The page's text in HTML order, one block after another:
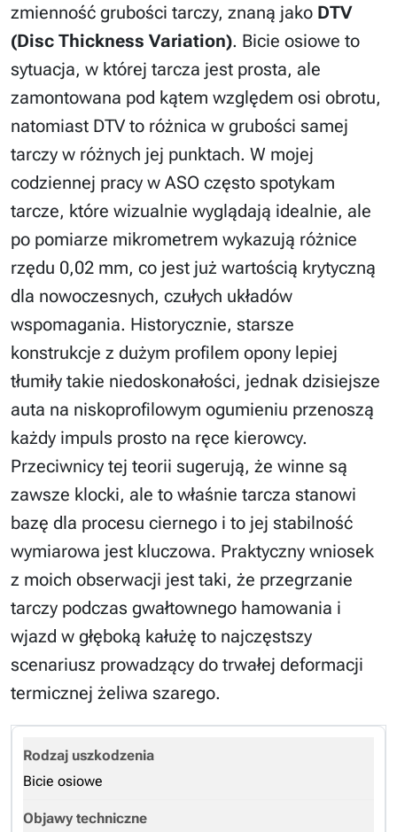
zmienność grubości tarczy, znaną jako DTV
(Disc Thickness Variation). Bicie osiowe to
sytuacja, w której tarcza jest prosta, ale
zamontowana pod kątem względem osi obrotu,
natomiast DTV to różnica w grubości samej
tarczy w różnych jej punktach. W mojej
codziennej pracy w ASO często spotykam
tarcze, które wizualnie wyglądają idealnie, ale
po pomiarze mikrometrem wykazują różnice
rzędu 0,02 mm, co jest już wartością krytyczną
dla nowoczesnych, czułych układów
wspomagania. Historycznie, starsze
konstrukcje z dużym profilem opony lepiej
tłumiły takie niedoskonałości, jednak dzisiejsze
auta na niskoprofilowym ogumieniu przenoszą
każdy impuls prosto na ręce kierowcy.
Przeciwnicy tej teorii sugerują, że winne są
zawsze klocki, ale to właśnie tarcza stanowi
bazę dla procesu ciernego i to jej stabilność
wymiarowa jest kluczowa. Praktyczny wniosek
z moich obserwacji jest taki, że przegrzanie
tarczy podczas gwałtownego hamowania i
wjazd w głęboką kałużę to najczęstszy
scenariusz prowadzący do trwałej deformacji
termicznej żeliwa szarego.
Bicie osiowe